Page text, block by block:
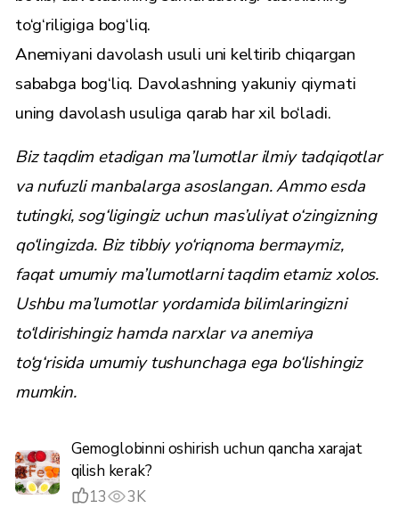
to‘g‘riligiga bog‘liq.
Anemiyani davolash usuli uni keltirib chiqargan
sababga bog‘liq. Davolashning yakuniy qiymati
uning davolash usuliga qarab har xil bo‘ladi.
Biz taqdim etadigan ma’lumotlar ilmiy tadqiqotlar
va nufuzli manbalarga asoslangan. Ammo esda
tutingki, sog‘ligingiz uchun mas’uliyat o‘zingizning
qo‘lingizda. Biz tibbiy yo‘riqnoma bermaymiz,
faqat umumiy ma’lumotlarni taqdim etamiz xolos.
Ushbu ma’lumotlar yordamida bilimlaringizni
to‘ldirishingiz hamda narxlar va anemiya
to‘g‘risida umumiy tushunchaga ega bo‘lishingiz
mumkin.
Gemoglobinni oshirish uchun qancha xarajat
qilish kerak?
13
3K